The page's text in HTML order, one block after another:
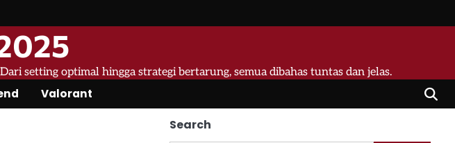
setting optimal hingga strategi bertarung, semua dibahas tuntas dan jelas.
Valorant
Search